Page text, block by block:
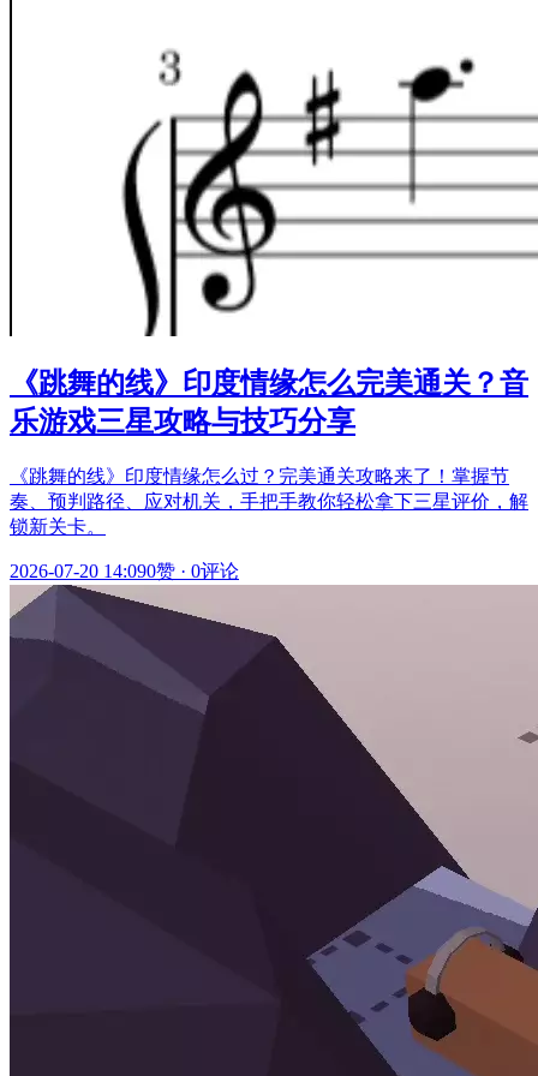
《跳舞的线》印度情缘怎么完美通关？音
乐游戏三星攻略与技巧分享
《跳舞的线》印度情缘怎么过？完美通关攻略来了！掌握节
奏、预判路径、应对机关，手把手教你轻松拿下三星评价，解
锁新关卡。
2026-07-20 14:090赞 · 0评论